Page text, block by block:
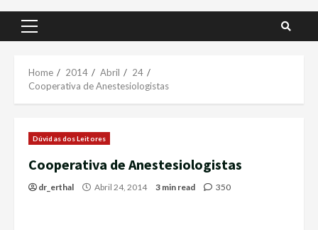
Primary
Home 2014 Abril
24
Cooperativa de Anestesiologistas
Dúvidas dos Leitores
Cooperativa de Anestesiologistas
dr_erthal Abril 24, 2014 3 min read 350